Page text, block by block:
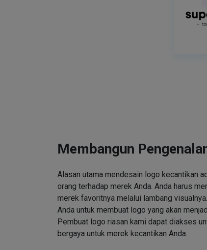
Membangun
Alasan utama mendesain logo kecantikan
orang terhadap merek Anda. Anda harus
merek favoritnya melalui lambang
Anda untuk membuat logo yang akan
Pembuat logo riasan kami dapat diakses
bergaya untuk merek kecantikan Anda.